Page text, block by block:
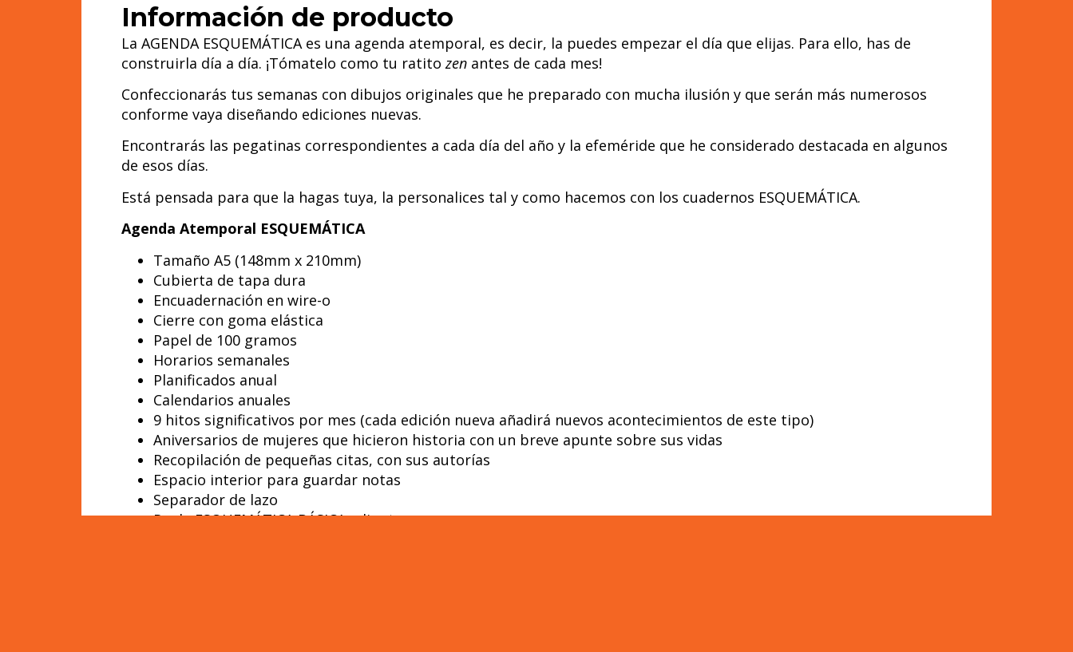
Información de producto
La AGENDA ESQUEMÁTICA es una agenda atemporal, es decir, la puedes empezar el día que elijas. Para ello, has de
construirla día a día. ¡Tómatelo como tu ratito zen antes de cada mes!
Confeccionarás tus semanas con dibujos originales que he preparado con mucha ilusión y que serán más numerosos
conforme vaya diseñando ediciones nuevas.
Encontrarás las pegatinas correspondientes a cada día del año y la efeméride que he considerado destacada en algunos
de esos días.
Está pensada para que la hagas tuya, la personalices tal y como hacemos con los cuadernos ESQUEMÁTICA.
Agenda Atemporal ESQUEMÁTICA
Tamaño A5 (148mm x 210mm)
Cubierta de tapa dura
Encuadernación en wire-o
Cierre con goma elástica
Papel de 100 gramos
Horarios semanales
Planificados anual
Calendarios anuales
9 hitos significativos por mes (cada edición nueva añadirá nuevos acontecimientos de este tipo)
Aniversarios de mujeres que hicieron historia con un breve apunte sobre sus vidas
Recopilación de pequeñas citas, con sus autorías
Espacio interior para guardar notas
Separador de lazo
Regla ESQUEMÁTICA BÁSICA adjunta